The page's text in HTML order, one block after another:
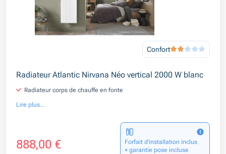
Confort
Radiateur Atlantic Nirvana Néo vertical 2000 W blanc
Radiateur corps de chauffe en fonte
Lire plus...
888,00 €
Forfait d’installation inclus
+ garantie pose incluse